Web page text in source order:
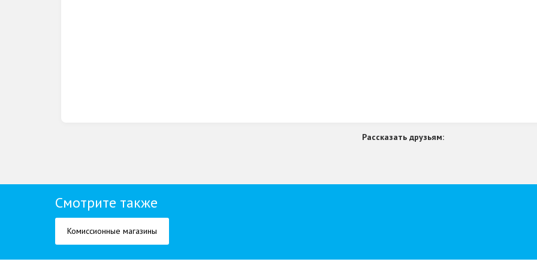
Рассказать друзьям:
Смотрите также
Комиссионные магазины